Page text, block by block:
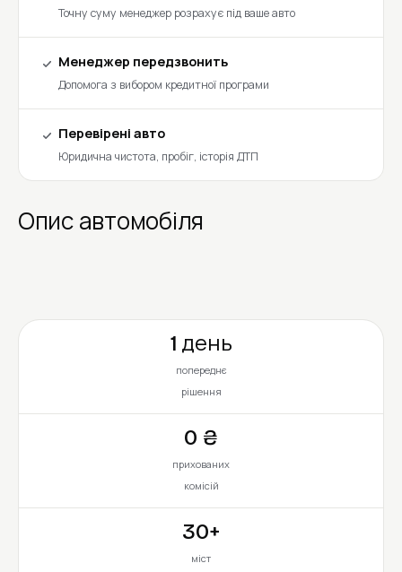
Точну суму менеджер розрахує під ваше авто
Менеджер передзвонить
Допомога з вибором кредитної програми
Перевірені авто
Юридична чистота, пробіг, історія ДТП
Опис автомобіля
1 день
попереднє
рішення
0 ₴
прихованих
комісій
30+
міст